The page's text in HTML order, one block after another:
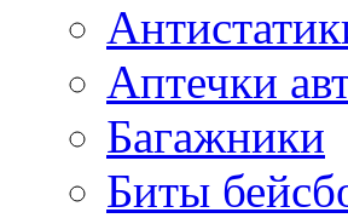
Аптечки
Багажники
Биты